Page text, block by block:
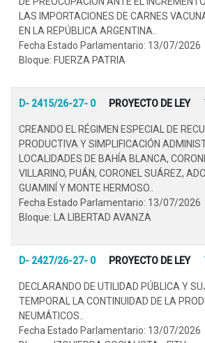
LAS IMPORTACIONES DE CARNES
EN LA REPÚBLICA ARGENTINA..
Fecha Estado Parlamentario: 13/07/2026
Bloque: FUERZA PATRIA
D- 2415/26-27- 0 PROYECTO DE LEY
CREANDO EL RÉGIMEN ESPECIAL DE
PRODUCTIVA Y SIMPLIFICACIÓN
LOCALIDADES DE BAHÍA BLANCA,
VILLARINO, PUÁN, CORONEL SUÁREZ,
GUAMINÍ Y MONTE HERMOSO..
Fecha Estado Parlamentario: 13/07/2026
Bloque: LA LIBERTAD AVANZA
D- 2427/26-27- 0 PROYECTO DE LEY
DECLARANDO DE UTILIDAD PÚBLICA Y
TEMPORAL LA CONTINUIDAD DE LA
NEUMÁTICOS..
Fecha Estado Parlamentario: 13/07/2026